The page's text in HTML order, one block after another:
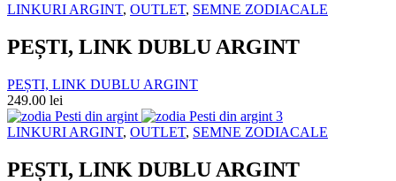
LINKURI ARGINT, OUTLET, SEMNE ZODIACALE
PEȘTI, LINK DUBLU ARGINT
PEȘTI, LINK DUBLU ARGINT
249.00 lei
LINKURI ARGINT, OUTLET, SEMNE ZODIACALE
PEȘTI, LINK DUBLU ARGINT